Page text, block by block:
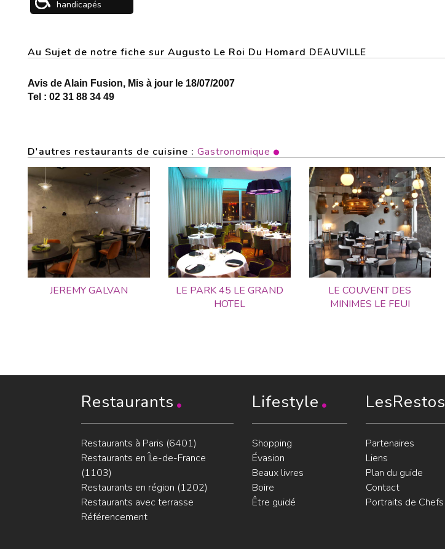
handicapés
Au Sujet de notre fiche sur Augusto Le Roi Du Homard DEAUVILLE
Avis de Alain Fusion, Mis à jour le 18/07/2007
Tel : 02 31 88 34 49
D'autres restaurants de cuisine : Gastronomique
JEREMY GALVAN
LE PARK 45 LE GRAND
HOTEL
LE COUVENT DES
MINIMES LE FEUI
Restaurants
Restaurants à Paris (6401)
Restaurants en Île-de-France
(1103)
Restaurants en région (1202)
Restaurants avec terrasse
Référencement
Lifestyle
Shopping
Évasion
Beaux livres
Boire
Être guidé
LesRestos
Partenaires
Liens
Plan du guide
Contact
Portraits de Chefs